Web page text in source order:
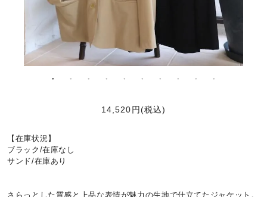
14,520円(税込)
【在庫状況】
ブラック/在庫なし
サンド/在庫あり
さらっとした質感と上品な表情が魅力の生地で仕立てたジャケット。